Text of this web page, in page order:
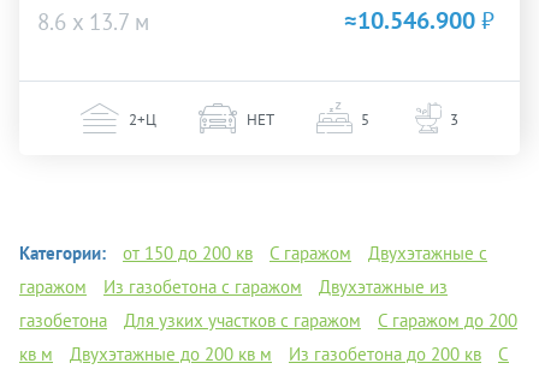
8.6 х 13.7 м ≈10.546.900₽
2+Ц НЕТ 5 3
Категории: от 150 до 200 кв С гаражом
Двухэтажные с
гаражом
Из газобетона с гаражом
Двухэтажные из
газобетона
Для узких участков с гаражом
С гаражом до 200
кв м
Двухэтажные до 200 кв м Из газобетона до 200 кв
С